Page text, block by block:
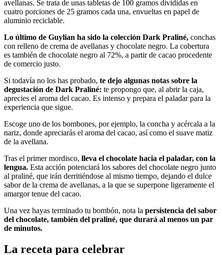
avellanas. Se trata de unas tabletas de 100 gramos divididas en
cuatro porciones de 25 gramos cada una, envueltas en papel de
aluminio reciclable.
Lo último de Guylian ha sido la colección Dark Praliné, conchas
con relleno de crema de avellanas y chocolate negro. La cobertura
es también de chocolate negro al 72%, a partir de cacao procedente
de comercio justo.
Si todavía no los has probado, te dejo algunas notas sobre la
degustación de Dark Praliné: te propongo que, al abrir la caja,
aprecies el aroma del cacao. Es intenso y prepara el paladar para la
experiencia que sigue.
Escoge uno de los bombones, por ejemplo, la concha y acércala a la
nariz, donde apreciarás el aroma del cacao, así como el suave matiz
de la avellana.
Tras el primer mordisco, lleva el chocolate hacia el paladar, con la
lengua. Esta acción potenciará los sabores del chocolate negro junto
al praliné, que irán derritiéndose al mismo tiempo, dejando el dulce
sabor de la crema de avellanas, a la que se superpone ligeramente el
amargor tenue del cacao.
Una vez hayas terminado tu bombón, nota la persistencia del sabor
del chocolate, también del praliné, que durará al menos un par
de minutos.
La receta para celebrar